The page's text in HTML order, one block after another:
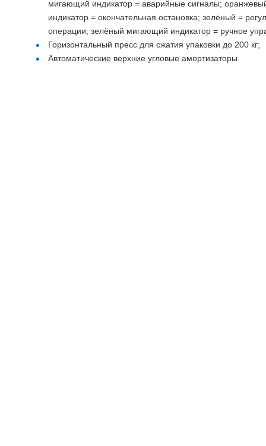
мигающий индикатор = аварийные сигналы;
индикатор = окончательная остановка; зелёный =
операции; зелёный мигающий индикатор = ручное
Горизонтальный пресс для сжатия упаковки до 200 кг;
Автоматические верхние угловые амортизаторы.